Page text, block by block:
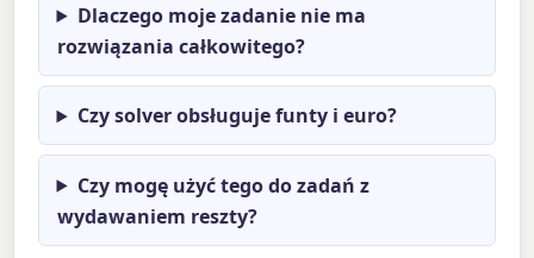
Dlaczego moje zadanie nie ma
rozwiązania całkowitego?
Czy solver obsługuje funty i euro?
Czy mogę użyć tego do zadań z
wydawaniem reszty?